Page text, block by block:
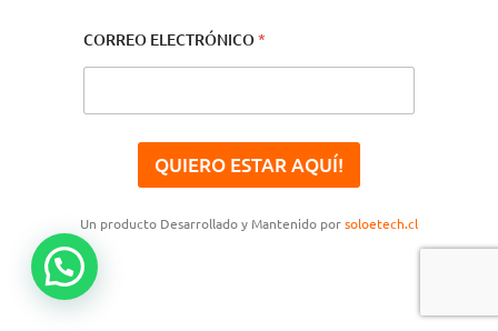
CORREO ELECTRÓNICO*
QUIERO ESTAR AQUÍ!
Un producto Desarrollado y Mantenido porsoloetech.cl